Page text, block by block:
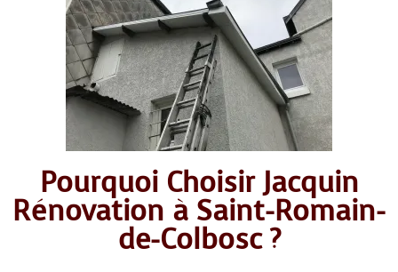
Pourquoi Choisir Jacquin
Rénovation à Saint-Romain-
de-Colbosc ?